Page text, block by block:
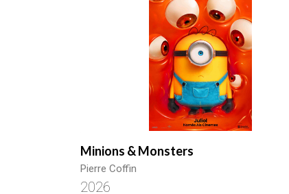
Minions & Monsters
Pierre Coffin
2026